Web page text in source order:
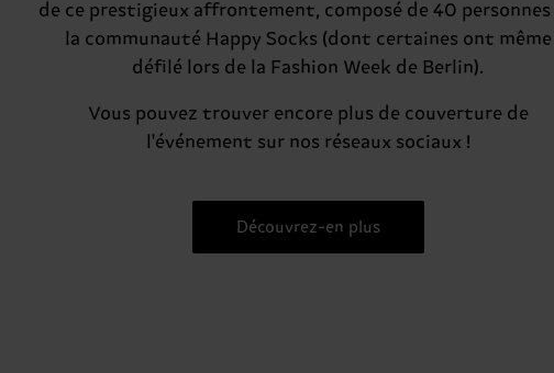
de ce prestigieux affrontement, composé de 40 personnes
la communauté Happy Socks (dont certaines ont même
défilé lors de la Fashion Week de Berlin).
Vous pouvez trouver encore plus de couverture de
l'événement sur nos réseaux sociaux !
Découvrez-en plus